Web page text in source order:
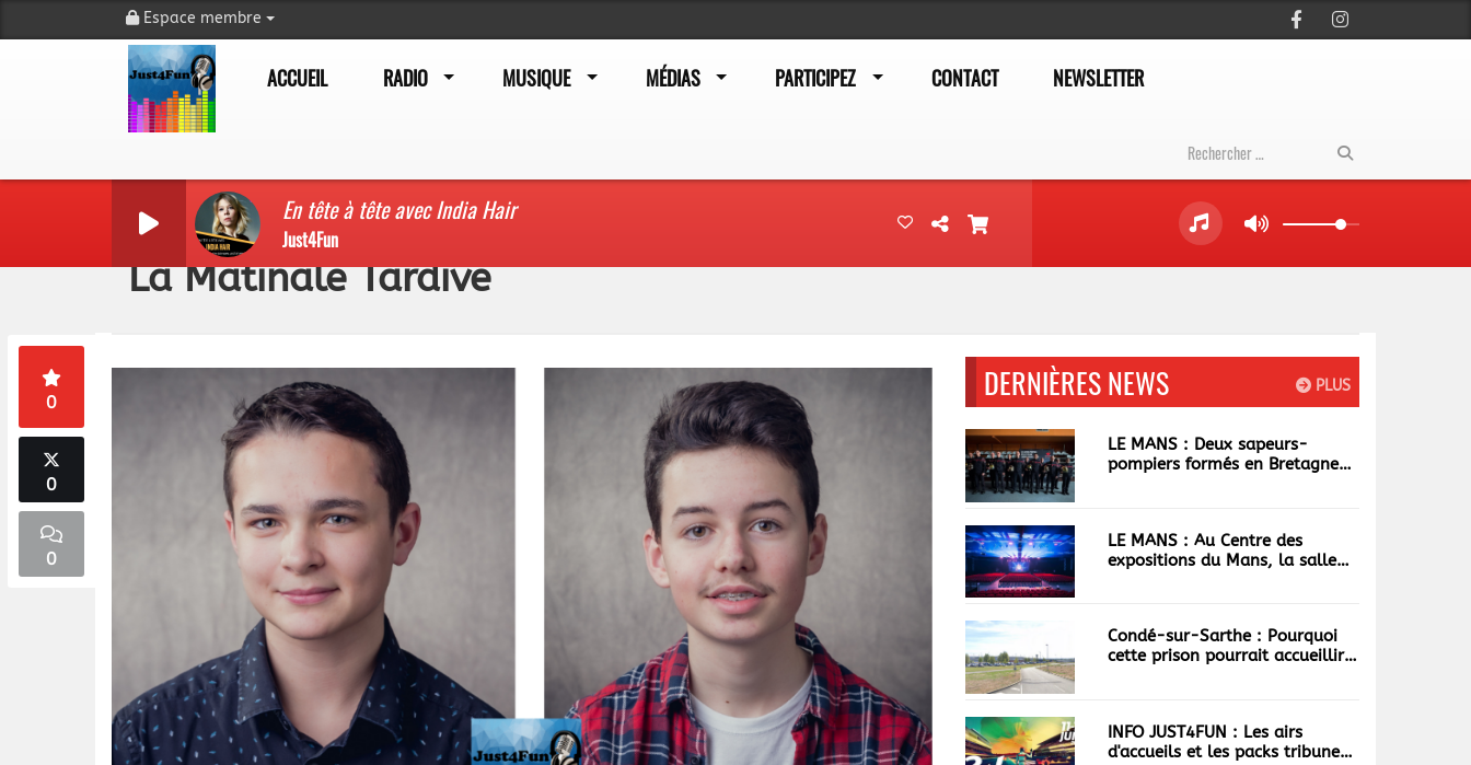
Espace membre
ACCUEIL RADIO MUSIQUE MÉDIAS PARTICIPEZ CONTACT NEWSLETTER
En tête à tête avec India Hair
Just4Fun
La Matinale Tardive
0
0
0
PLUS
DERNIÈRES NEWS
LE MANS : Deux sapeurs-
pompiers formés en Bretagne
LE MANS : Au Centre des
expositions du Mans, la salle
Condé-sur-Sarthe : Pourquoi
cette prison pourrait accueillir
INFO JUST4FUN : Les airs
d'accueils et les packs tribunes